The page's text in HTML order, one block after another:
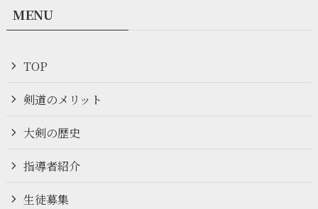
MENU
TOP
剣道のメリット
大剣の歴史
指導者紹介
生徒募集